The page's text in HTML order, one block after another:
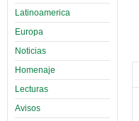
Latinoamerica
Europa
Noticias
Homenaje
Lecturas
Avisos